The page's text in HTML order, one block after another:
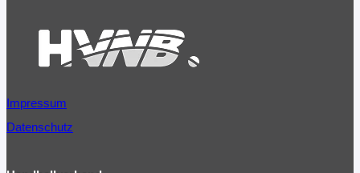
Impressum
Datenschutz